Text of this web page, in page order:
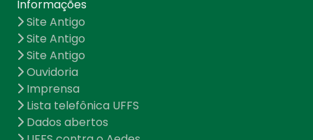
Informações
Site Antigo
Site Antigo
Site Antigo
Ouvidoria
Imprensa
Lista telefônica UFFS
Dados abertos